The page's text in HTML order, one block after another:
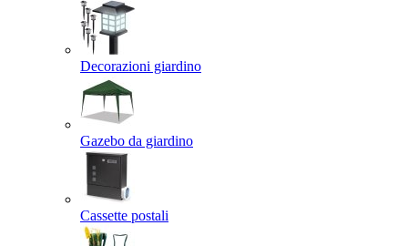
Decorazioni giardino
Gazebo da giardino
Cassette postali